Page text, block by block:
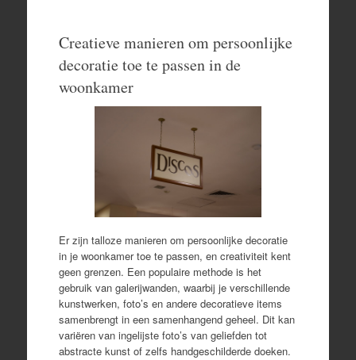
Creatieve manieren om persoonlijke
decoratie toe te passen in de
woonkamer
Er zijn talloze manieren om persoonlijke decoratie
in je woonkamer toe te passen, en creativiteit kent
geen grenzen. Een populaire methode is het
gebruik van galerijwanden, waarbij je verschillende
kunstwerken, foto’s en andere decoratieve items
samenbrengt in een samenhangend geheel. Dit kan
variëren van ingelijste foto’s van geliefden tot
abstracte kunst of zelfs handgeschilderde doeken.